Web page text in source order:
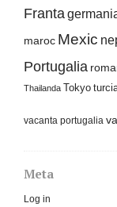
Franta
maroc Mexic
Portugalia
Thailanda Tokyo
vacanta portugalia
Meta
Log in